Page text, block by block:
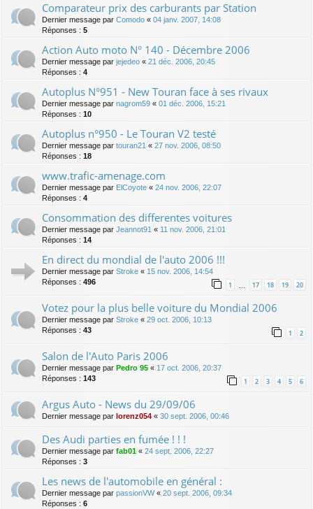
Comparateur prix des carburants par Station
Dernier message par Comodo « 04 janv. 2007, 14:08
Réponses : 5
Action Auto moto N° 140 - Décembre 2006
Dernier message par jejedeo « 21 déc. 2006, 20:45
Réponses : 4
Autoplus N°951 - New Touran face à ses rivaux
Dernier message par nagrom59 « 01 déc. 2006, 15:21
Réponses : 10
Autoplus n°950 - Le Touran V2 testé
Dernier message par touran21 « 27 nov. 2006, 08:50
Réponses : 18
www.trafic-amenage.com
Dernier message par ElCoyote « 24 nov. 2006, 22:07
Réponses : 4
Consommation des differentes voitures
Dernier message par Jeannot91 « 11 nov. 2006, 21:01
Réponses : 14
En direct du mondial de l'auto 2006 !!!
Dernier message par Stroke « 15 nov. 2006, 14:54
Réponses : 496 1 … 17 18 19 20
Votez pour la plus belle voiture du Mondial 2006
Dernier message par Stroke « 29 oct. 2006, 10:13
Réponses : 43 1 2
Salon de l'Auto Paris 2006
Dernier message par Pedro 95 « 17 oct. 2006, 20:37
Réponses : 143 1 2 3 4 5 6
Argus Auto - News du 29/09/06
Dernier message par lorenz054 « 30 sept. 2006, 00:46
Des Audi parties en fumée ! ! !
Dernier message par fab01 « 24 sept. 2006, 22:27
Réponses : 3
Les news de l'automobile en général :
Dernier message par passionVW« 20 sept. 2006, 09:34
Réponses : 6